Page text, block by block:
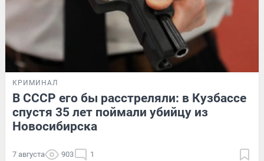
КРИМИНАЛ
В СССР его бы расстреляли: в Кузбассе
спустя 35 лет поймали убийцу из
Новосибирска
7 августа 903 1